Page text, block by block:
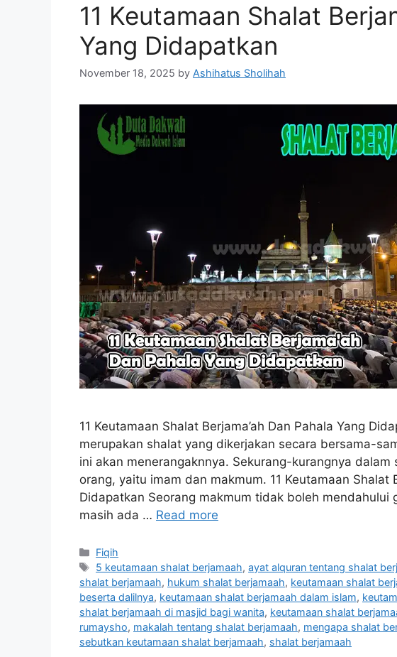
11 Keutamaan Shalat
Yang Didapatkan
November 18, 2025 by Ashihatus Sholihah
11 Keutamaan Shalat Berjama’ah Dan Pahala Yang
merupakan shalat yang dikerjakan secara bersama-
ini akan menerangaknnya. Sekurang-kurangnya dalam
orang, yaitu imam dan makmum. 11 Keutamaan Shalat
Didapatkan Seorang makmum tidak boleh mendahului
masih ada … Read more
Categories
Fiqih
Tags
5 keutamaan shalat berjamaah,ayat alquran tentang shalat
shalat berjamaah, hukum shalat berjamaah, keutamaan shalat
beserta dalilnya, keutamaan shalat berjamaah dalam islam,
shalat berjamaah di masjid bagi wanita, keutamaan shalat
rumaysho, makalah tentang shalat berjamaah, mengapa shalat
sebutkan keutamaan shalat berjamaah, shalat berjamaah